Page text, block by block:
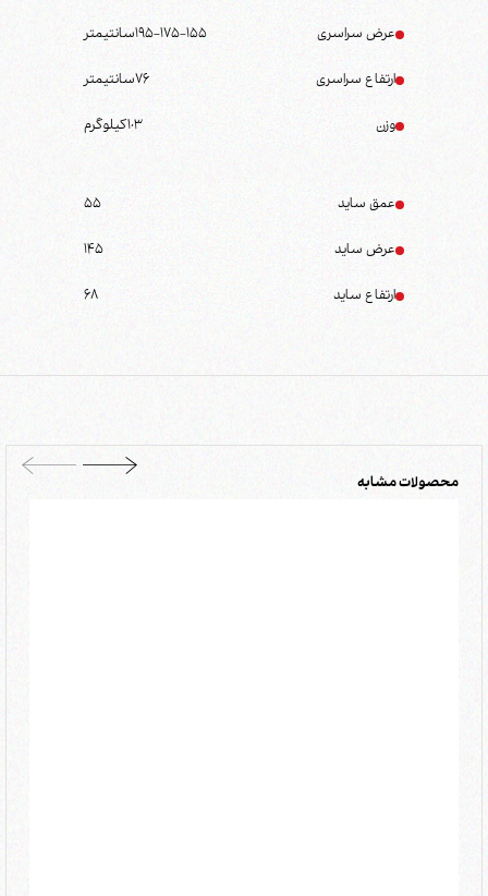
عرض سراسری 195-175-155سانتیمتر
ارتفاع سراسری 76سانتیمتر
وزن 103کیلوگرم
عمق ساید 55
عرض ساید 145
ارتفاع ساید 68
محصولات مشابه